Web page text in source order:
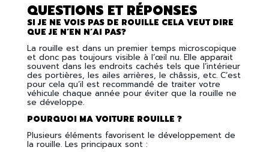
QUESTIONS ET RÉPONSES
SI JE NE VOIS PAS DE ROUILLE CELA VEUT DIRE
QUE JE N’EN N’AI PAS?
La rouille est dans un premier temps microscopique
et donc pas toujours visible à l’œil nu. Elle apparait
souvent dans les endroits cachés tels que l’intérieur
des portières, les ailes arrières, le châssis, etc. C’est
pour cela qu’il est recommandé de traiter votre
véhicule chaque année pour éviter que la rouille ne
se développe.
POURQUOI MA VOITURE ROUILLE ?
Plusieurs éléments favorisent le développement de
la rouille. Les principaux sont :